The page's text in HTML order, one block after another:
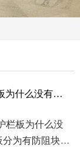
护栏板厂家_波形护栏板为什么没有准确价格
板为什么没
为有防阻块的